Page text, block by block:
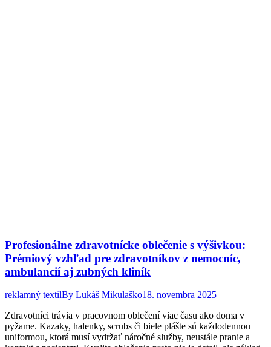
Profesionálne zdravotnícke oblečenie s výšivkou:
Prémiový vzhľad pre zdravotníkov z nemocníc,
ambulancií aj zubných kliník
reklamný textilBy Lukáš Mikulaško18. novembra 2025
Zdravotníci trávia v pracovnom oblečení viac času ako doma v
pyžame. Kazaky, halenky, scrubs či biele plášte sú každodennou
uniformou, ktorá musí vydržať náročné služby, neustále pranie a